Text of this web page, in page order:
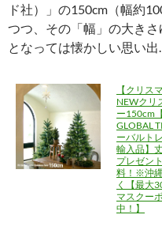
ド社）」の150cm（幅約
つつ、その「幅」の大き
となっては懐かしい思い出
【クリス
NEWクリ
ー150cm
GLOBAL
ーバルト
輸入品】
プレゼン
料！※沖
く【最大
マスクー
中！】